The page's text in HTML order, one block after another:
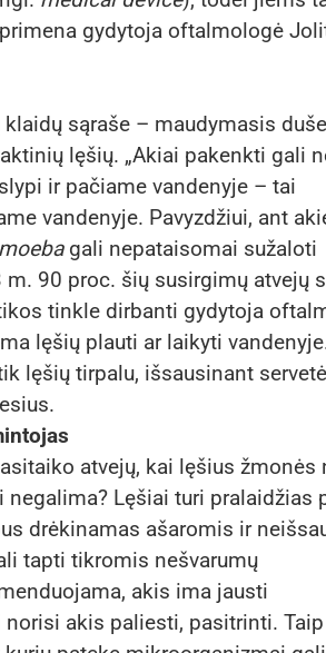
gydytoja oftalmologė
sąraše – maudymasis
lęšių. „Akiai pakenkti gali
ir pačiame vandenyje – tai
vandenyje. Pavyzdžiui, ant
gali nepataisomai sužaloti
90 proc. šių susirgimų atvejų
tinkle dirbanti gydytoja
lęšių plauti ar laikyti
lęšių tirpalu, išsausinant
atvejų, kai lęšius žmonės
Lęšiai turi pralaidžias
drėkinamas ašaromis ir
tapti tikromis nešvarumų
akis ima jausti
akis paliesti, pasitrinti.